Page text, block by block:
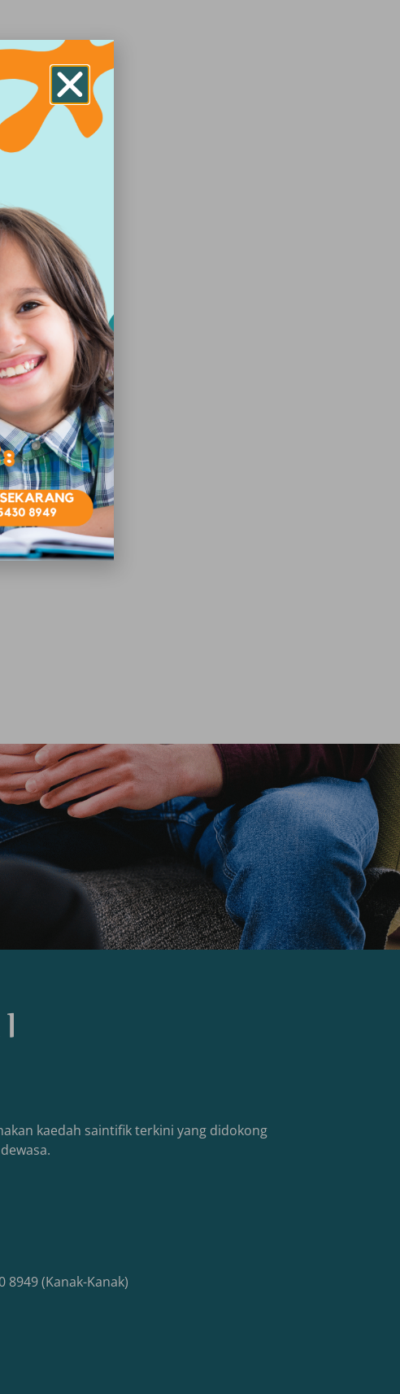
kaedah saintifik terkini yang didokong
8949 (Kanak-Kanak)